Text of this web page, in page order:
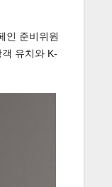
인 준비위원
유치와 K-